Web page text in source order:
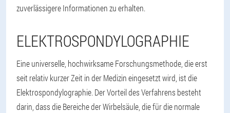
zuverlässigere Informationen zu erhalten.
ELEKTROSPONDYLOGRAPHIE
Eine universelle, hochwirksame Forschungsmethode, die erst
seit relativ kurzer Zeit in der Medizin eingesetzt wird, ist die
Elektrospondylographie. Der Vorteil des Verfahrens besteht
darin, dass die Bereiche der Wirbelsäule, die für die normale